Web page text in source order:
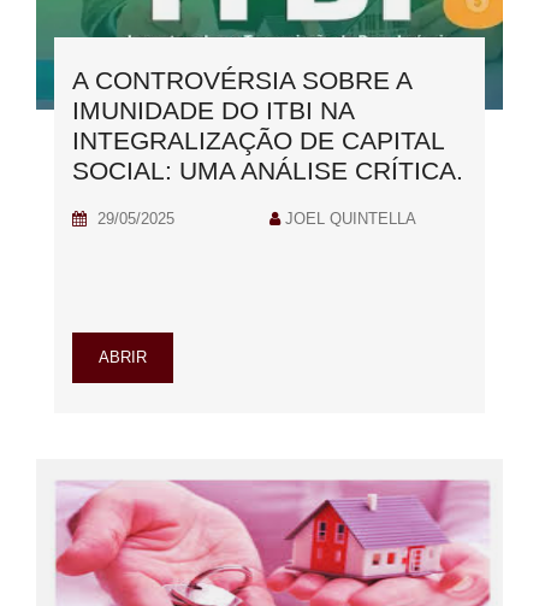
A CONTROVÉRSIA SOBRE A
IMUNIDADE DO ITBI NA
INTEGRALIZAÇÃO DE CAPITAL
SOCIAL: UMA ANÁLISE CRÍTICA.
29/05/2025 JOEL QUINTELLA
ABRIR